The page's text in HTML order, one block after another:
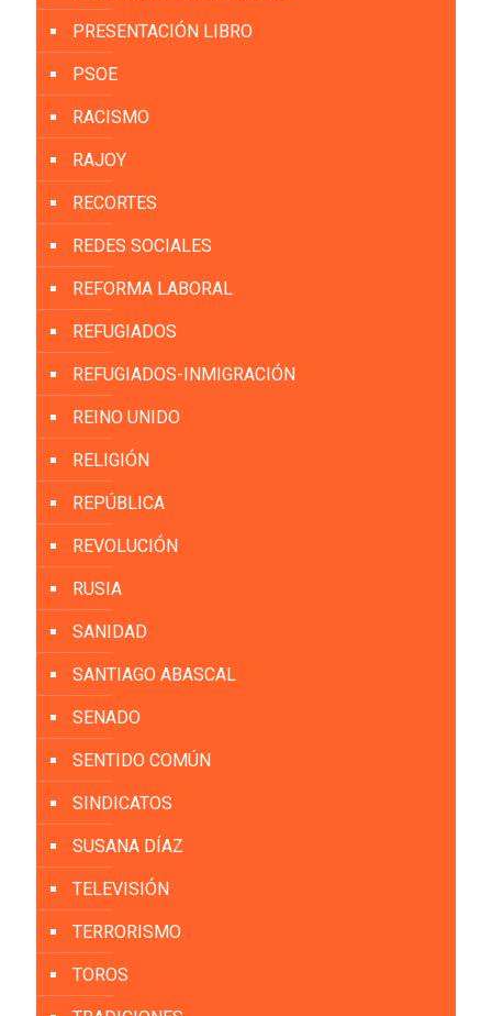
PRESENTACIÓN LIBRO
PSOE
RACISMO
RAJOY
RECORTES
REDES SOCIALES
REFORMA LABORAL
REFUGIADOS
REFUGIADOS-INMIGRACIÓN
REINO UNIDO
RELIGIÓN
REPÚBLICA
REVOLUCIÓN
RUSIA
SANIDAD
SANTIAGO ABASCAL
SENADO
SENTIDO COMÚN
SINDICATOS
SUSANA DÍAZ
TELEVISIÓN
TERRORISMO
TOROS